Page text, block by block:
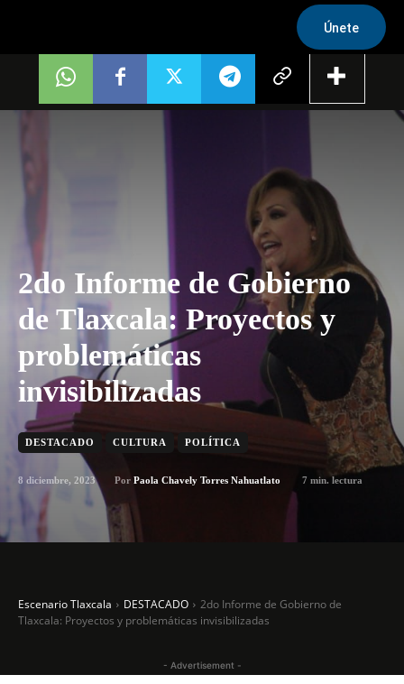
Únete
2do Informe de Gobierno
de Tlaxcala: Proyectos y
problemáticas
invisibilizadas
DESTACADO CULTURA POLÍTICA
8 diciembre, 2023 Por Paola Chavely Torres Nahuatlato 7 min. lectura
Escenario Tlaxcala DESTACADO
2do Informe de Gobierno de
Tlaxcala: Proyectos y problemáticas invisibilizadas
- Advertisement -